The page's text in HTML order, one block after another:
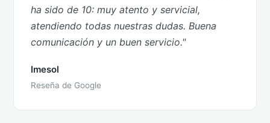
ha sido de 10: muy atento y servicial,
atendiendo todas nuestras dudas. Buena
comunicación y un buen servicio."
Imesol
Reseña de Google